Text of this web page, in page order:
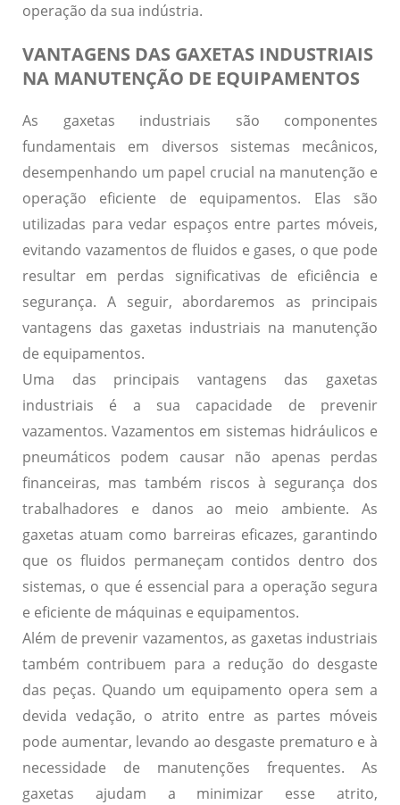
operação da sua indústria.
VANTAGENS DAS GAXETAS INDUSTRIAIS
NA MANUTENÇÃO DE EQUIPAMENTOS
As gaxetas industriais são componentes
fundamentais em diversos sistemas mecânicos,
desempenhando um papel crucial na manutenção e
operação eficiente de equipamentos. Elas são
utilizadas para vedar espaços entre partes móveis,
evitando vazamentos de fluidos e gases, o que pode
resultar em perdas significativas de eficiência e
segurança. A seguir, abordaremos as principais
vantagens das gaxetas industriais na manutenção
de equipamentos.
Uma das principais vantagens das gaxetas
industriais é a sua capacidade de prevenir
vazamentos. Vazamentos em sistemas hidráulicos e
pneumáticos podem causar não apenas perdas
financeiras, mas também riscos à segurança dos
trabalhadores e danos ao meio ambiente. As
gaxetas atuam como barreiras eficazes, garantindo
que os fluidos permaneçam contidos dentro dos
sistemas, o que é essencial para a operação segura
e eficiente de máquinas e equipamentos.
Além de prevenir vazamentos, as gaxetas industriais
também contribuem para a redução do desgaste
das peças. Quando um equipamento opera sem a
devida vedação, o atrito entre as partes móveis
pode aumentar, levando ao desgaste prematuro e à
necessidade de manutenções frequentes. As
gaxetas ajudam a minimizar esse atrito,